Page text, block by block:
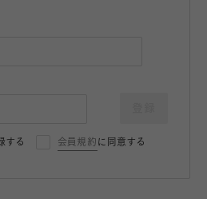
する 会員規約 に同意する